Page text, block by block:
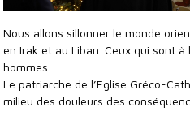
Nous allons sillonner le monde
en Irak et au Liban. Ceux qui sont
hommes.
Le patriarche de l’Eglise Gréco-
milieu des douleurs des